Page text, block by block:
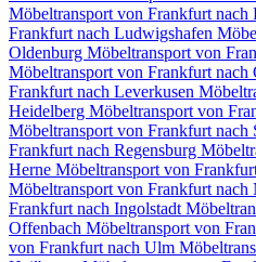
Möbeltransport von Frankfurt nach
Frankfurt nach Ludwigshafen
Oldenburg Möbeltransport von
Möbeltransport von Frankfurt nach
Frankfurt nach Leverkusen
Heidelberg Möbeltransport von
Möbeltransport von Frankfurt nach
Frankfurt nach Regensburg
Herne Möbeltransport von
Möbeltransport von Frankfurt nach
Frankfurt nach Ingolstadt
Offenbach Möbeltransport von
von Frankfurt nach Ulm